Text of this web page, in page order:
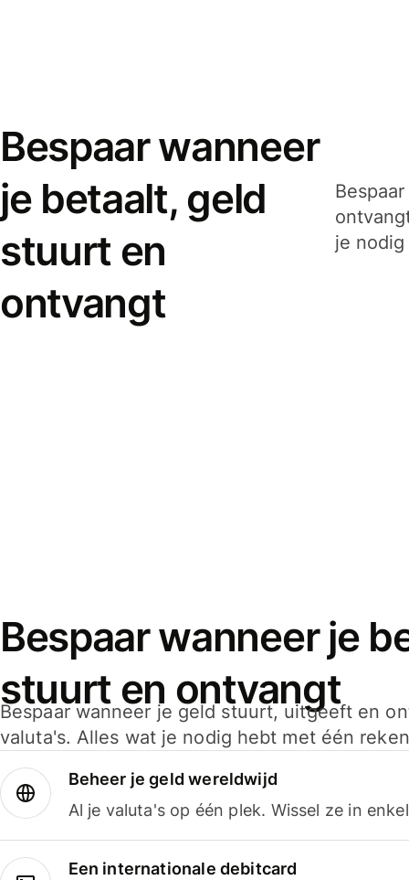
Bespaar wanneer
je betaalt, geld
stuurt en
ontvangt
je
Bespaar wanneer je
stuurt en ontvangt
Bespaar wanneer je geld stuurt, uitgeeft en
valuta's. Alles wat je nodig hebt met één
Beheer je geld wereldwijd
Al je valuta's op één plek. Wissel ze in
Een internationale debitcard